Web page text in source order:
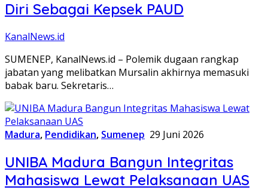
Diri Sebagai Kepsek PAUD
KanalNews.id
SUMENEP, KanalNews.id – Polemik dugaan rangkap
jabatan yang melibatkan Mursalin akhirnya memasuki
babak baru. Sekretaris…
Madura, Pendidikan, Sumenep 29 Juni 2026
UNIBA Madura Bangun Integritas
Mahasiswa Lewat Pelaksanaan UAS